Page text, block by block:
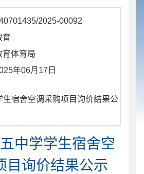
2025-00092
育
育体育局
年06月17日
生宿舍空调采购项目询价结果公
中学学生宿舍空
目询价结果公示